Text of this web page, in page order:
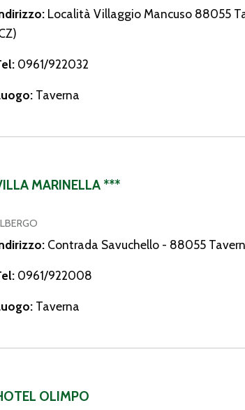
Località Villaggio Mancuso 88055
0961/922032
Taverna
MARINELLA ***
Contrada Savuchello - 88055
0961/922008
Taverna
OLIMPO